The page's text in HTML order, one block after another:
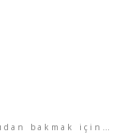
bakmak için…